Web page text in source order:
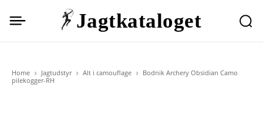
Jagtkataloget
Home Jagtudstyr Alt i camouflage
Bodnik Archery Obsidian Camo
pilekogger-RH